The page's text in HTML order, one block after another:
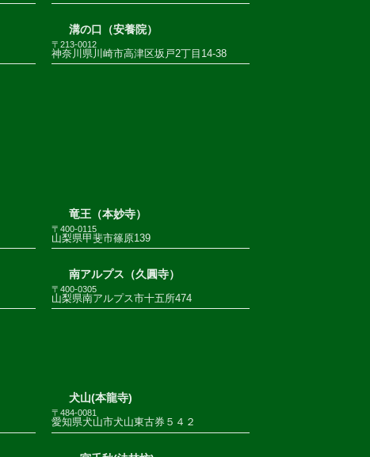
溝の口（安養院）
〒213-0012
神奈川県川崎市高津区坂戸2丁目14-38
竜王（本妙寺）
〒400-0115
山梨県甲斐市篠原139
南アルプス（久圓寺）
〒400-0305
山梨県南アルプス市十五所474
犬山(本龍寺)
〒484-0081
愛知県犬山市犬山東古券５４２